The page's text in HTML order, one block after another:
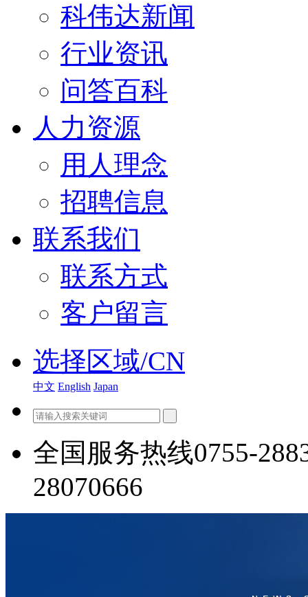
科伟达新闻
行业资讯
问答百科
人力资源
用人理念
招聘信息
联系我们
联系方式
客户留言
选择区域/CN
中文 English Japan
全国服务热线0755-
28070666